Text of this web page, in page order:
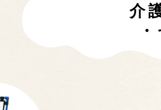
介